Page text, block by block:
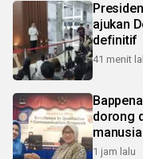
ajukan
definitif
41 menit
dorong
manusia
1 jam lalu